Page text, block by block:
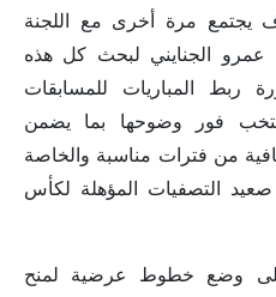
يجتمع مرة أخرى مع اللجنة
عمرو الجنايني لبحث كل هذه
ربط المباريات للمسابقات
فور وضوحها بما يضمن
من فترات مناسبة والخاصة
التصفيات المؤهلة لكأس
على وضع خطوط عرضية لمنح